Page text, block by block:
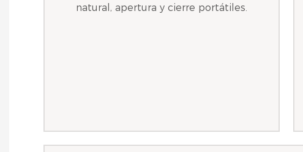
natural, apertura y cierre portátiles.